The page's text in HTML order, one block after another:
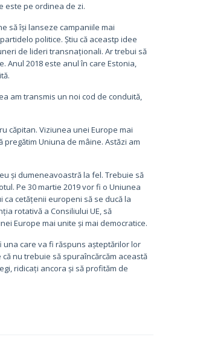
este pe ordinea de zi.
să își lanseze campaniile mai
politice. Știu că aceastp idee
de lideri transnaționali. Ar trebui să
Anul 2018 este anul în care Estonia,
am transmis un noi cod de conduită,
căpitan. Viziunea unei Europe mai
Uniuna de mâine. Astăzi am
și dumeneavoastră la fel. Trebuie să
Pe 30 martie 2019 vor fi o Uniunea
ca cetățenii europeni să se ducă la
rotativă a Consiliului UE, să
Europe mai unite și mai democratice.
una care va fi răspuns așteptărilor lor
nu trebuie să spuraîncărcăm această
ridicați ancora și să profităm de